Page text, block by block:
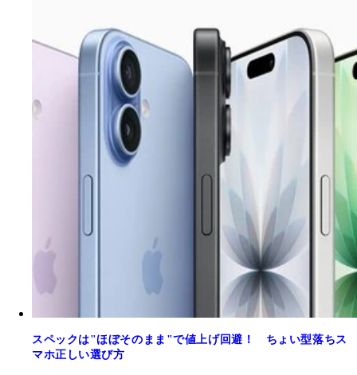
スペックは"ほぼそのまま"で値上げ回避！ ちょい型落ちス
マホ正しい選び方